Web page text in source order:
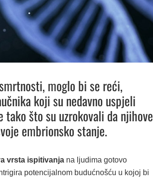
moglo bi se reći,
koji su nedavno uspjeli
što su uzrokovali da njihove
embrionsko stanje.
vrsta ispitivanjana ljudima gotovo
potencijalnom budućnošću u kojoj bi